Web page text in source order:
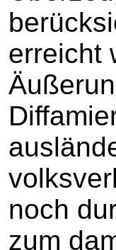
erreicht
noch
zum